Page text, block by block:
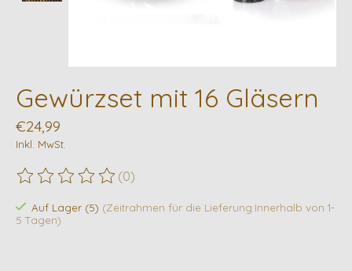
Gewürzset mit 16 Gläsern
€24,99
Inkl. MwSt.
Die Bewertung dieses Produkts ist
(0)
Auf Lager (5) (Zeitrahmen für die Lieferung:Innerhalb von 1-
5 Tagen)